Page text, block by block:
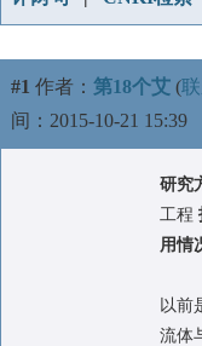
#1 作者： 第18个艾 (
间：2015-10-21 15:39
研究
工程
用情
以前
流体